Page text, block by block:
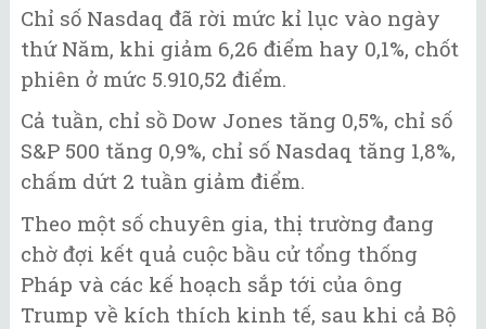
Chỉ số Nasdaq đã rời mức kỉ lục vào ngày
thứ Năm, khi giảm 6,26 điểm hay 0,1%, chốt
phiên ở mức 5.910,52 điểm.
Cả tuần, chỉ sồ Dow Jones tăng 0,5%, chỉ số
S&P 500 tăng 0,9%, chỉ số Nasdaq tăng 1,8%,
chấm dứt 2 tuần giảm điểm.
Theo một số chuyên gia, thị trường đang
chờ đợi kết quả cuộc bầu cử tổng thống
Pháp và các kế hoạch sắp tới của ông
Trump về kích thích kinh tế, sau khi cả Bộ